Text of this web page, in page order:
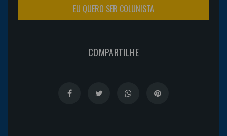
EU QUERO SER COLUNISTA
COMPARTILHE